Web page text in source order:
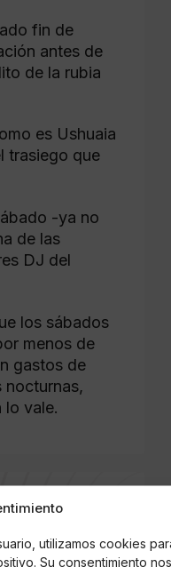
utilizamos cookies
Su consentimiento nos
fin de
antes de
de la rubia
es Ushuaia
trasiego que
-ya no
de las
DJ del
los sábados
menos de
gastos de
nocturnas,
lo vale.